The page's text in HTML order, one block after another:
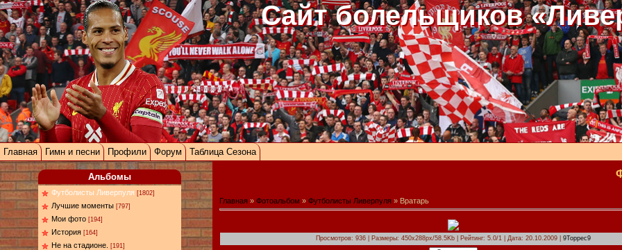
Сайт болельщиков
Главная Гимн и песни Профили Форум Таблица Сезона
Альбомы
Футболисты Ливерпуля [1802]
Лучшие моменты [797]
Мои фото [194]
История [164]
Не на стадионе. [191]
Главная » Фотоальбом » Футболисты Ливерпуля » Вратарь
Просмотров: 936 | Размеры: 450x288px/58.5Kb | Рейтинг: 5.0/1 | Дата: 20.10.2009 | 9Торрес9